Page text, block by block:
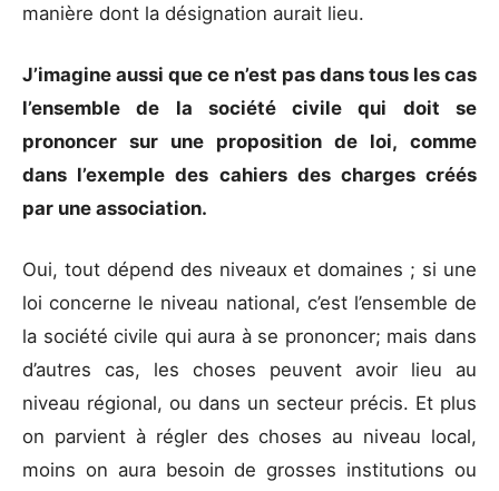
manière dont la désignation aurait lieu.
J’imagine aussi que ce n’est pas dans tous les cas
l’ensemble de la société civile qui doit se
prononcer sur une proposition de loi, comme
dans l’exemple des cahiers des charges créés
par une association.
Oui, tout dépend des niveaux et domaines ; si une
loi concerne le niveau national, c’est l’ensemble de
la société civile qui aura à se prononcer; mais dans
d’autres cas, les choses peuvent avoir lieu au
niveau régional, ou dans un secteur précis. Et plus
on parvient à régler des choses au niveau local,
moins on aura besoin de grosses institutions ou